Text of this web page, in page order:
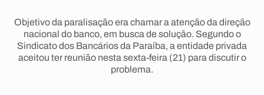
Objetivo da paralisação era chamar a atenção da direção
nacional do banco, em busca de solução. Segundo o
Sindicato dos Bancários da Paraíba, a entidade privada
aceitou ter reunião nesta sexta-feira (21) para discutir o
problema.